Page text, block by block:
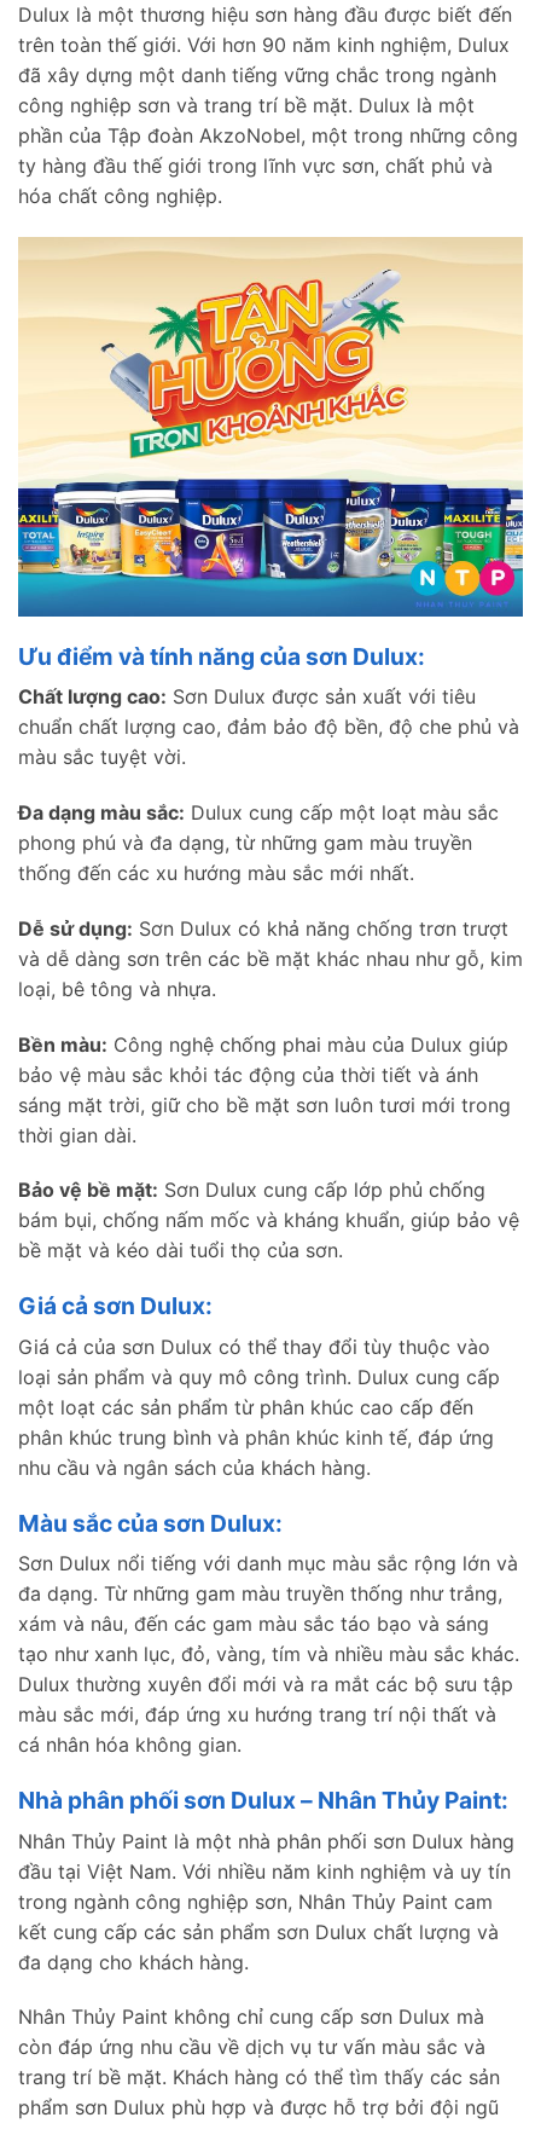
Dulux là một thương hiệu sơn hàng đầu được biết đến
trên toàn thế giới. Với hơn 90 năm kinh nghiệm, Dulux
đã xây dựng một danh tiếng vững chắc trong ngành
công nghiệp sơn và trang trí bề mặt. Dulux là một
phần của Tập đoàn AkzoNobel, một trong những công
ty hàng đầu thế giới trong lĩnh vực sơn, chất phủ và
hóa chất công nghiệp.
Ưu điểm và tính năng của sơn Dulux:
Chất lượng cao: Sơn Dulux được sản xuất với tiêu
chuẩn chất lượng cao, đảm bảo độ bền, độ che phủ và
màu sắc tuyệt vời.
Đa dạng màu sắc: Dulux cung cấp một loạt màu sắc
phong phú và đa dạng, từ những gam màu truyền
thống đến các xu hướng màu sắc mới nhất.
Dễ sử dụng: Sơn Dulux có khả năng chống trơn trượt
và dễ dàng sơn trên các bề mặt khác nhau như gỗ, kim
loại, bê tông và nhựa.
Bền màu: Công nghệ chống phai màu của Dulux giúp
bảo vệ màu sắc khỏi tác động của thời tiết và ánh
sáng mặt trời, giữ cho bề mặt sơn luôn tươi mới trong
thời gian dài.
Bảo vệ bề mặt: Sơn Dulux cung cấp lớp phủ chống
bám bụi, chống nấm mốc và kháng khuẩn, giúp bảo vệ
bề mặt và kéo dài tuổi thọ của sơn.
Giá cả sơn Dulux:
Giá cả của sơn Dulux có thể thay đổi tùy thuộc vào
loại sản phẩm và quy mô công trình. Dulux cung cấp
một loạt các sản phẩm từ phân khúc cao cấp đến
phân khúc trung bình và phân khúc kinh tế, đáp ứng
nhu cầu và ngân sách của khách hàng.
Màu sắc của sơn Dulux:
Sơn Dulux nổi tiếng với danh mục màu sắc rộng lớn và
đa dạng. Từ những gam màu truyền thống như trắng,
xám và nâu, đến các gam màu sắc táo bạo và sáng
tạo như xanh lục, đỏ, vàng, tím và nhiều màu sắc khác.
Dulux thường xuyên đổi mới và ra mắt các bộ sưu tập
màu sắc mới, đáp ứng xu hướng trang trí nội thất và
cá nhân hóa không gian.
Nhà phân phối sơn Dulux – Nhân Thủy Paint:
Nhân Thủy Paint là một nhà phân phối sơn Dulux hàng
đầu tại Việt Nam. Với nhiều năm kinh nghiệm và uy tín
trong ngành công nghiệp sơn, Nhân Thủy Paint cam
kết cung cấp các sản phẩm sơn Dulux chất lượng và
đa dạng cho khách hàng.
Nhân Thủy Paint không chỉ cung cấp sơn Dulux mà
còn đáp ứng nhu cầu về dịch vụ tư vấn màu sắc và
trang trí bề mặt. Khách hàng có thể tìm thấy các sản
phẩm sơn Dulux phù hợp và được hỗ trợ bởi đội ngũ